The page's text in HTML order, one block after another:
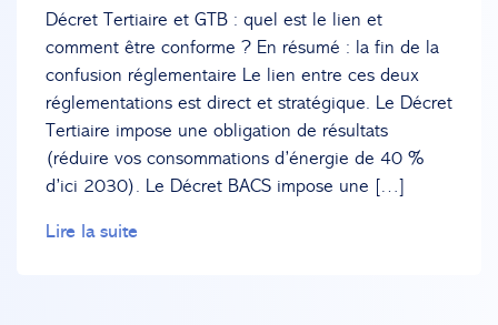
Décret Tertiaire et GTB : quel est le lien et
comment être conforme ? En résumé : la fin de la
confusion réglementaire Le lien entre ces deux
réglementations est direct et stratégique. Le Décret
Tertiaire impose une obligation de résultats
(réduire vos consommations d’énergie de 40 %
d’ici 2030). Le Décret BACS impose une […]
Lire la suite